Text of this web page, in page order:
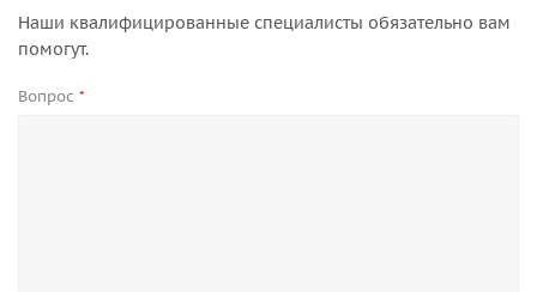
Наши квалифицированные специалисты обязательно вам
помогут.
Вопрос *